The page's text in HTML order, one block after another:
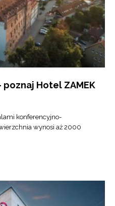
Hotel ZAMEK
konferencyjno-
wynosi aż 2000